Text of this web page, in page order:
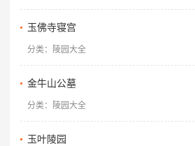
玉佛寺寝宫
分类：陵园大全
金牛山公墓
分类：陵园大全
玉叶陵园